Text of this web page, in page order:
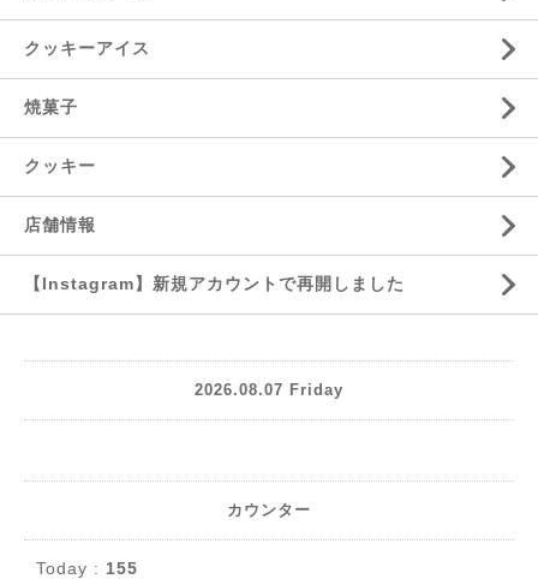
クッキーアイス
焼菓子
クッキー
店舗情報
【Instagram】新規アカウントで再開しました
2026.08.07 Friday
カウンター
Today : 155